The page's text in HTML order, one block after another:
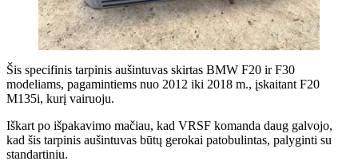
Šis specifinis tarpinis aušintuvas skirtas BMW F20 ir F30
modeliams, pagamintiems nuo 2012 iki 2018 m., įskaitant F20
M135i, kurį vairuoju.
Iškart po išpakavimo mačiau, kad VRSF komanda daug galvojo,
kad šis tarpinis aušintuvas būtų gerokai patobulintas, palyginti su
standartiniu.